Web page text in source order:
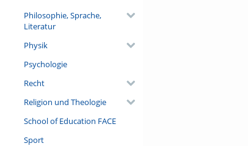
Philosophie, Sprache,
Literatur
Physik
Psychologie
Recht
Religion und Theologie
School of Education FACE
Sport